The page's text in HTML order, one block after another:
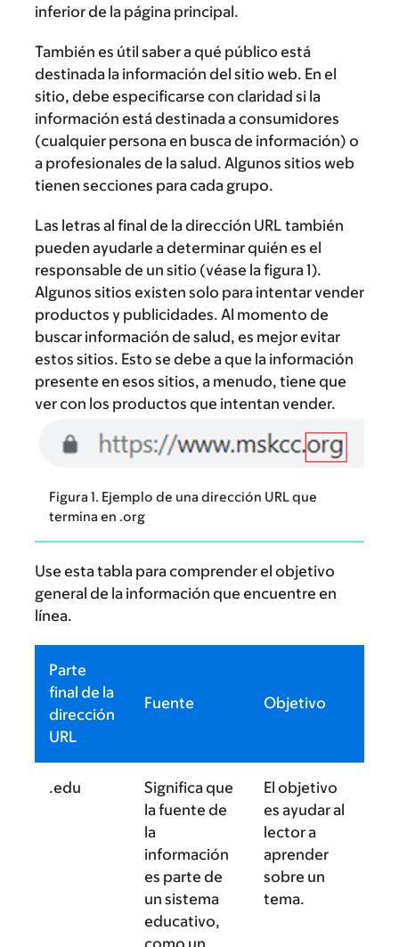
inferior de la página principal.
También es útil saber a qué público está
destinada la información del sitio web. En el
sitio, debe especificarse con claridad si la
información está destinada a consumidores
(cualquier persona en busca de información) o
a profesionales de la salud. Algunos sitios web
tienen secciones para cada grupo.
Las letras al final de la dirección URL también
pueden ayudarle a determinar quién es el
responsable de un sitio (véase la figura 1).
Algunos sitios existen solo para intentar vender
productos y publicidades. Al momento de
buscar información de salud, es mejor evitar
estos sitios. Esto se debe a que la información
presente en esos sitios, a menudo, tiene que
ver con los productos que intentan vender.
Figura 1. Ejemplo de una dirección URL que
termina en .org
Use esta tabla para comprender el objetivo
general de la información que encuentre en
línea.
Parte
final de la
dirección
URL
Fuente Objetivo
.edu
Significa que
la fuente de
la
información
es parte de
un sistema
educativo,
El objetivo
es ayudar al
lector a
aprender
sobre un
tema.